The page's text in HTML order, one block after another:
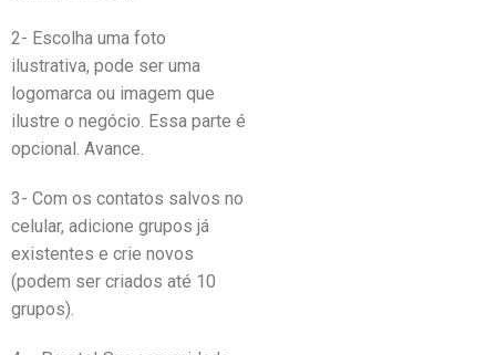
2- Escolha uma foto
ilustrativa, pode ser uma
logomarca ou imagem que
ilustre o negócio. Essa parte é
opcional. Avance.
3- Com os contatos salvos no
celular, adicione grupos já
existentes e crie novos
(podem ser criados até 10
grupos).